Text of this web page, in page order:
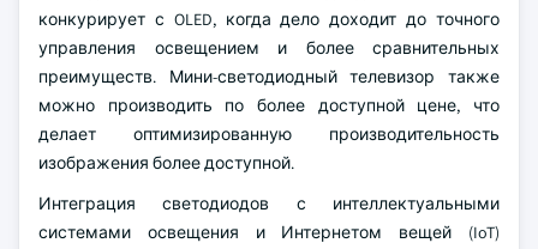
конкурирует с OLED, когда дело доходит до точного
управления освещением и более сравнительных
преимуществ. Мини-светодиодный телевизор также
можно производить по более доступной цене, что
делает оптимизированную производительность
изображения более доступной.
Интеграция светодиодов с интеллектуальными
системами освещения и Интернетом вещей (IoT)